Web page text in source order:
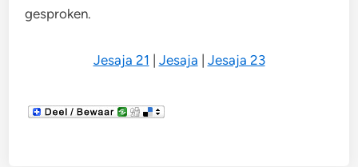
gesproken.
Jesaja 21 Jesaja Jesaja 23